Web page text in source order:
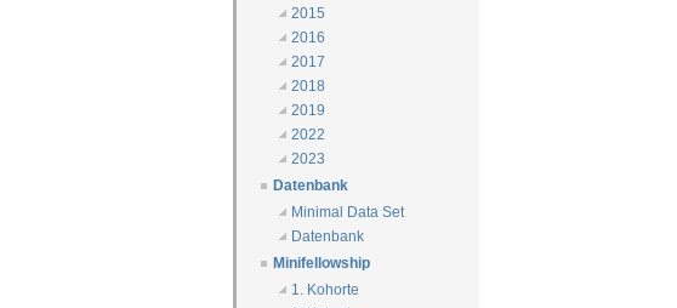
2015
2016
2017
2018
2019
2022
2023
Datenbank
Minimal Data Set
Datenbank
Minifellowship
1. Kohorte